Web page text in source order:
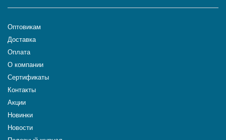
Оптовикам
Доставка
Оплата
О компании
Сертификаты
Контакты
Акции
Новинки
Новости